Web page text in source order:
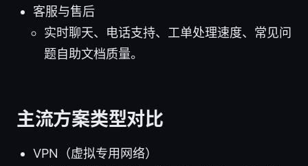
客服与售后
实时聊天、电话支持、工单处理速度、常见问
题自助文档质量。
主流方案类型对比
VPN（虚拟专用网络）